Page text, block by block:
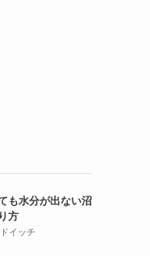
も水分が出ない沼
方
イッチ